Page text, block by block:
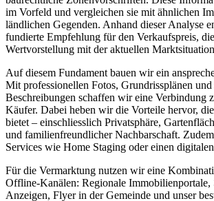
im Vorfeld und vergleichen sie mit ähnlichen
ländlichen Gegenden. Anhand dieser Analyse
fundierte Empfehlung für den Verkaufspreis,
Wertvorstellung mit der aktuellen
Auf diesem Fundament bauen wir ein
Mit professionellen Fotos, Grundrissplänen und
Beschreibungen schaffen wir eine Verbindung
Käufer. Dabei heben wir die Vorteile hervor,
bietet – einschliesslich Privatsphäre,
und familienfreundlicher Nachbarschaft.
Services wie Home Staging oder einen
Für die Vermarktung nutzen wir eine
Offline-Kanälen: Regionale Immobilienportale,
Anzeigen, Flyer in der Gemeinde und unser